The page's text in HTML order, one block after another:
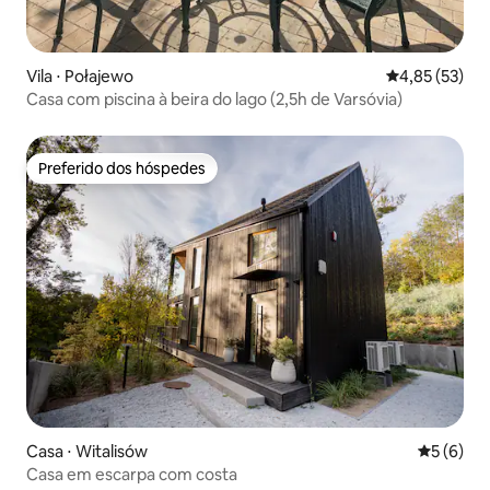
Vila ⋅ Połajewo 4,85 de uma
4,85 (53)
Casa com piscina à beira do lago (2,5h de Varsóvia)
Preferido dos hóspedes
Preferido dos hóspedes
Casa ⋅ Witalisów 5 de
5 (6)
Casa em escarpa com costa